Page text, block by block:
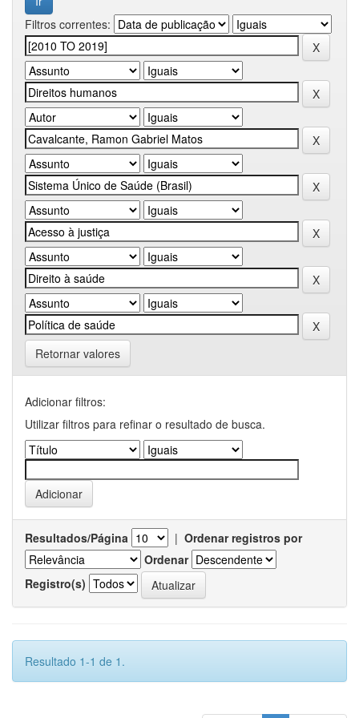
Filtros correntes:
Retornar valores
Adicionar filtros:
Utilizar filtros para refinar o resultado de busca.
Resultados/Página | Ordenar registros por
Ordenar
Registro(s)
Resultado 1-1 de 1.